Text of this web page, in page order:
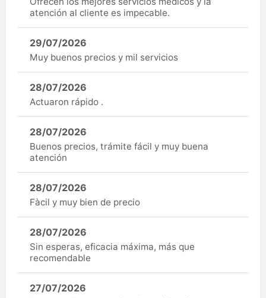
atención al cliente es impecable.
29/07/2026
Muy buenos precios y mil servicios
28/07/2026
Actuaron rápido .
28/07/2026
Buenos precios, trámite fácil y muy buena
atención
28/07/2026
Fàcil y muy bien de precio
28/07/2026
Sin esperas, eficacia máxima, más que
recomendable
27/07/2026